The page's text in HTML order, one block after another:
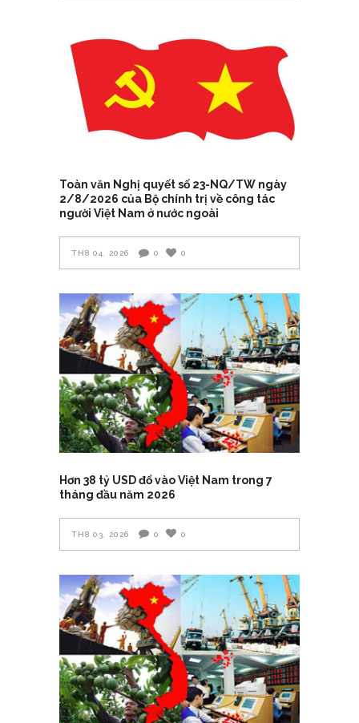
Toàn văn Nghị quyết số 23-NQ/TW ngày
2/8/2026 của Bộ chính trị về công tác
người Việt Nam ở nước ngoài
TH8 04, 2026 0 0
Hơn 38 tỷ USD đổ vào Việt Nam trong 7
tháng đầu năm 2026
TH8 03, 2026 0 0